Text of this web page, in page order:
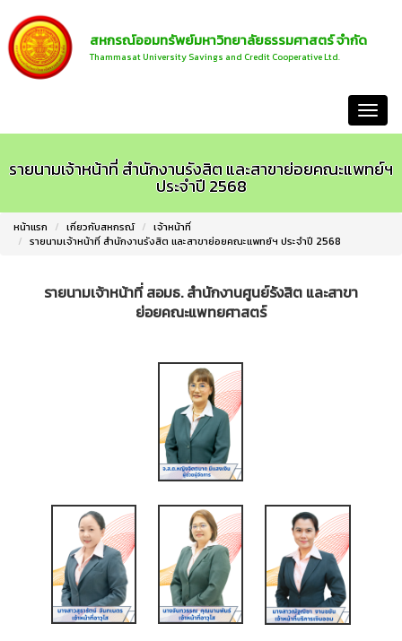
สหกรณ์ออมทรัพย์มหาวิทยาลัยธรรมศาสตร์ จำกัด
Thammasat University Savings and Credit Cooperative Ltd.
รายนามเจ้าหน้าที่ สำนักงานรังสิต และสาขาย่อยคณะแพทย์ฯ
ประจำปี 2568
หน้าแรก เกี่ยวกับสหกรณ์
เจ้าหน้าที่
รายนามเจ้าหน้าที่ สำนักงานรังสิต และสาขาย่อยคณะแพทย์ฯ ประจำปี 2568
รายนามเจ้าหน้าที่ สอมธ. สำนักงานศูนย์รังสิต และสาขา
ย่อยคณะแพทยศาสตร์